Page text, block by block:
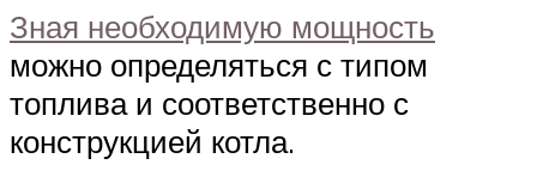
Зная необходимую мощность
можно определяться с типом
топлива и соответственно с
конструкцией котла.